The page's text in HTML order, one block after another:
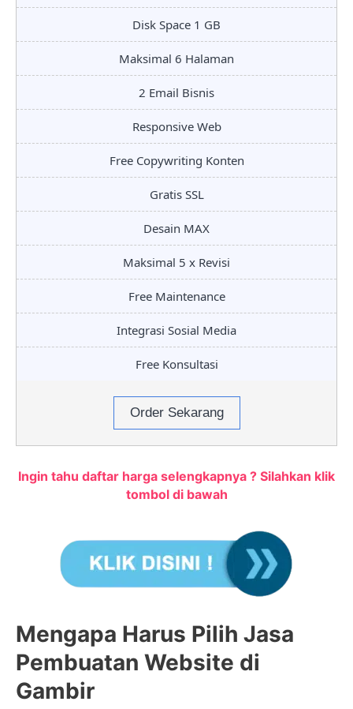
Disk Space 1 GB
Maksimal 6 Halaman
2 Email Bisnis
Responsive Web
Free Copywriting Konten
Gratis SSL
Desain MAX
Maksimal 5 x Revisi
Free Maintenance
Integrasi Sosial Media
Free Konsultasi
Order Sekarang
Ingin tahu daftar harga selengkapnya ? Silahkan klik
tombol di bawah
Mengapa Harus Pilih Jasa
Pembuatan Website di
Gambir